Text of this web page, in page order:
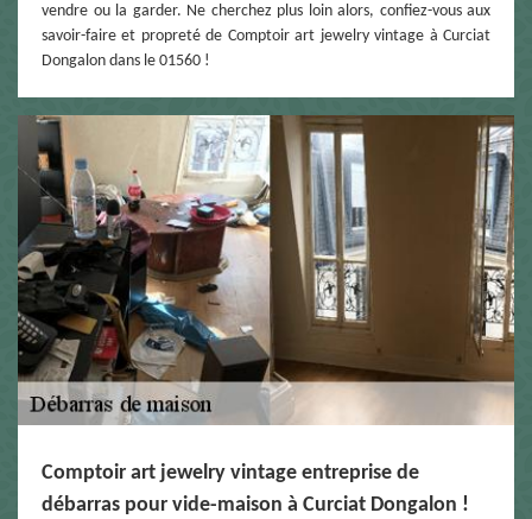
vendre ou la garder. Ne cherchez plus loin alors, confiez-vous aux
savoir-faire et propreté de Comptoir art jewelry vintage à Curciat
Dongalon dans le 01560 !
Comptoir art jewelry vintage entreprise de
débarras pour vide-maison à Curciat Dongalon !